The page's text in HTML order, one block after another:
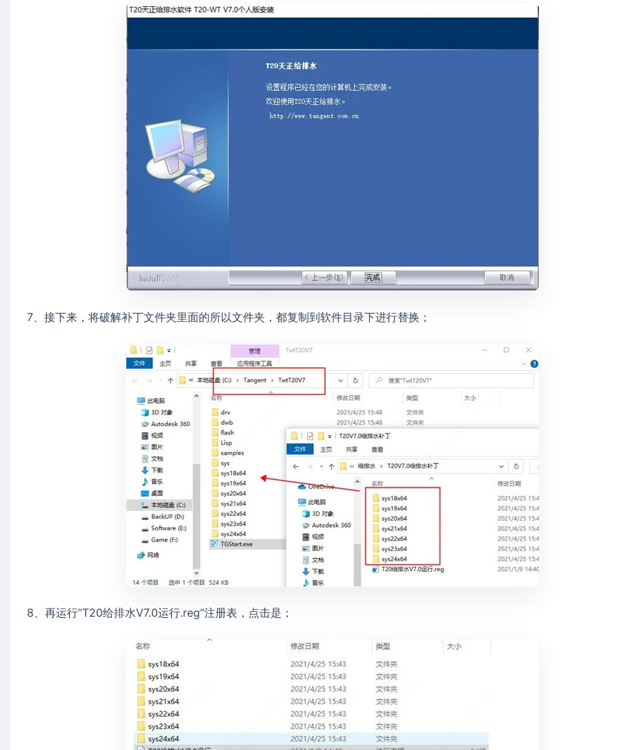
7、接下来，将破解补丁文件夹里面的所以文件夹，都复制到软件目录下进行替换；
8、再运行”T20给排水V7.0运行.reg”注册表，点击是；